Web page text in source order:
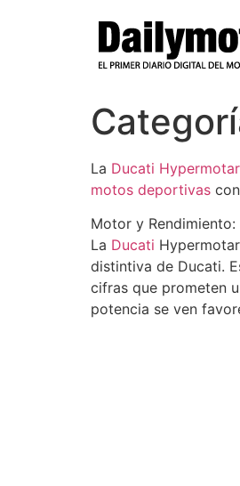
La Ducati
motos deportivas
Motor y Rendimiento:
La Ducati
distintiva de Ducati.
cifras que prometen
potencia se ven